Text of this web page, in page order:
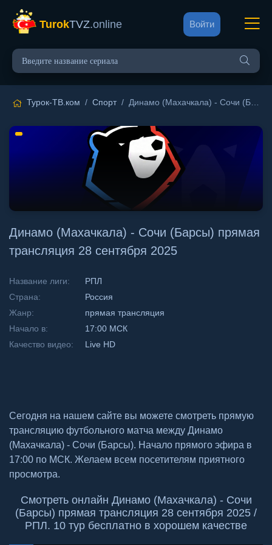
TurokTVZ.online Войти
Турок-ТВ.ком / Спорт/ Динамо (Махачкала) - Сочи (Барсы) прямая трансляция 28 сентября 2025
Динамо (Махачкала) - Сочи (Барсы) прямая
трансляция 28 сентября 2025
Название лиги:
РПЛ
Страна:
Россия
Жанр:
прямая трансляция
Начало в:
17:00 МСК
Качество видео:
Live HD
Сегодня на нашем сайте вы можете смотреть прямую
трансляцию футбольного матча между Динамо
(Махачкала) - Сочи (Барсы). Начало прямого эфира в
17:00 по МСК. Желаем всем посетителям приятного
просмотра.
Смотреть онлайн Динамо (Махачкала) - Сочи
(Барсы) прямая трансляция 28 сентября 2025 /
РПЛ. 10 тур бесплатно в хорошем качестве